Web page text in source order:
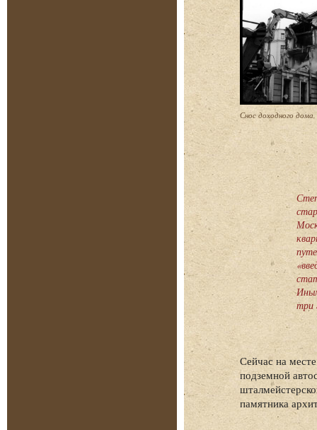
Снос доходного дома,
три
Сейчас на
подземной
памятника